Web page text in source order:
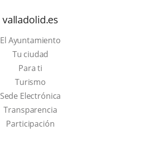
valladolid.es
El Ayuntamiento
Tu ciudad
Para ti
TurismoThis
link
will
open
Sede Electrónica
Transparencia
Participación